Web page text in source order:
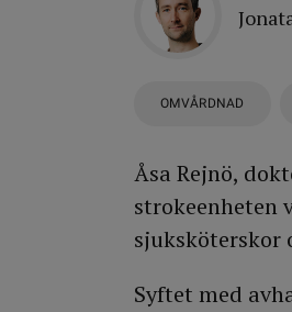
OMVÅRDNAD
Åsa Rejnö,
strokeenheten
sjuksköterskor
Syftet med